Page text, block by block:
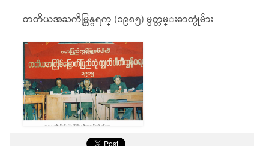
တတိယအႀကိမ္ကြန္ဂရက္ (၁၉၈၅) မွတ္တမ္းဓာတ္ပုံမ်ား